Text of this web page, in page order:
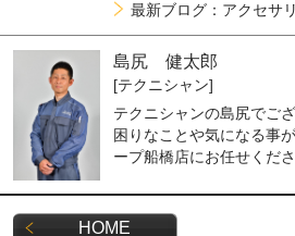
最新ブログ：アクセサ
島尻 健太郎
[テクニシャン]
テクニシャンの島尻でご
困りなことや気になる事
ープ船橋店にお任せくださ
HOME